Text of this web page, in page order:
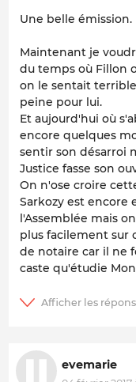
Une belle émission.
Maintenant je
du temps où Fillon
on le sentait
peine pour lui.
Et aujourd'hui où
encore quelques
sentir son désarroi
Justice fasse son
On n'ose croire
Sarkozy est encore
l'Assemblée mais
plus facilement sur
de notaire car il ne
caste qu'étudie
evemarie